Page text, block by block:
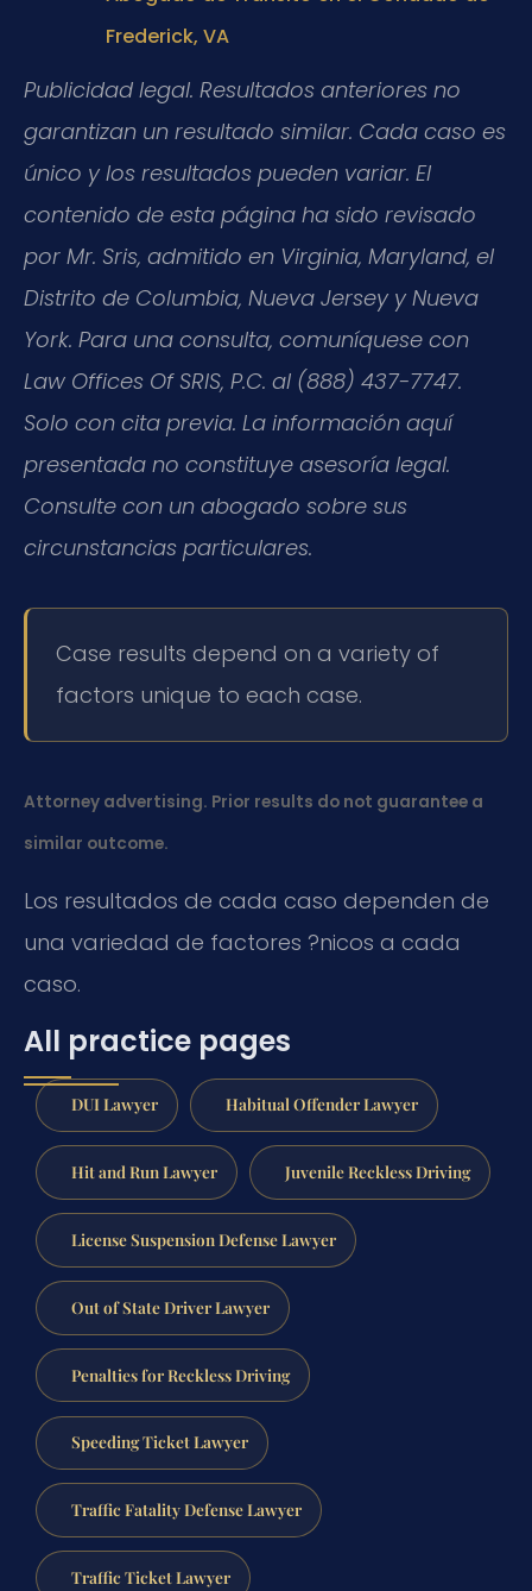
Frederick, VA
Publicidad legal. Resultados anteriores no
garantizan un resultado similar. Cada caso es
único y los resultados pueden variar. El
contenido de esta página ha sido revisado
por Mr. Sris, admitido en Virginia, Maryland, el
Distrito de Columbia, Nueva Jersey y Nueva
York. Para una consulta, comuníquese con
Law Offices Of SRIS, P.C. al (888) 437-7747.
Solo con cita previa. La información aquí
presentada no constituye asesoría legal.
Consulte con un abogado sobre sus
circunstancias particulares.
Case results depend on a variety of
factors unique to each case.
Attorney advertising. Prior results do not guarantee a
similar outcome.
Los resultados de cada caso dependen de
una variedad de factores ?nicos a cada
caso.
All practice pages
DUI Lawyer Habitual Offender Lawyer
Hit and Run Lawyer Juvenile Reckless Driving
License Suspension Defense Lawyer
Out of State Driver Lawyer
Penalties for Reckless Driving
Speeding Ticket Lawyer
Traffic Fatality Defense Lawyer
Traffic Ticket Lawyer